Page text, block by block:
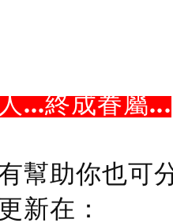
...終成眷屬...
幫助你也可
新在：